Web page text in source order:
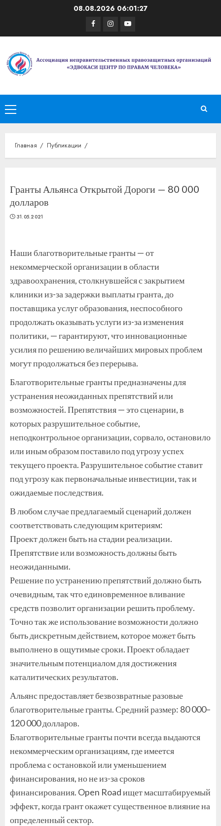
08.08.2026 06:01:27
Facebook
Instagram
Youtube
Основное
меню
Главная Публикации
Гранты Альянса Открытой Дороги — 80 000
долларов
31.05.2021
Наши благотворительные гранты — от
некоммерческой организации в области
здравоохранения, столкнувшейся с закрытием
клиники из-за задержки выплаты гранта, до
поставщика услуг образования, неспособного
продолжать оказывать услуги из-за изменения
политики, — гарантируют, что инновационные
усилия по решению величайших мировых проблем
могут продолжаться без перерыва.
Благотворительные гранты предназначены для
устранения неожиданных препятствий или
возможностей. Препятствия — это сценарии, в
которых разрушительное событие,
неподконтрольное организации, сорвало, остановило
или иным образом поставило под угрозу успех
текущего проекта. Разрушительное событие ставит
под угрозу как первоначальные инвестиции, так и
ожидаемые последствия.
В любом случае предлагаемый сценарий должен
соответствовать следующим критериям:
Проект должен быть на стадии реализации.
Препятствие или возможность должны быть
неожиданными.
Решение по устранению препятствий должно быть
очевидным, так что единовременное вливание
средств позволит организации решить проблему.
Точно так же использование возможности должно
быть дискретным действием, которое может быть
выполнено в ощутимые сроки. Проект обладает
значительным потенциалом для достижения
каталитических результатов.
Альянс предоставляет безвозвратные разовые
благотворительные гранты. Средний размер: 80 000–
120 000 долларов.
Благотворительные гранты почти всегда выдаются
некоммерческим организациям, где имеется
проблема с остановкой или уменьшением
финансирования, но не из-за сроков
финансирования. Open Road ищет масштабируемый
эффект, когда грант окажет существенное влияние на
определенный сектор.